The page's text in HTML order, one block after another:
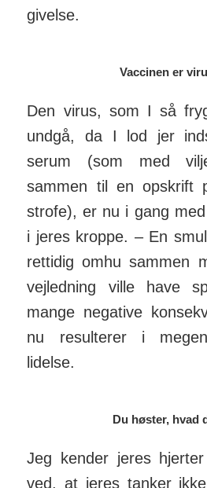
givelse.
Vaccinen er
Den virus, som I så
und­gå, da I lod jer
serum (som med
sammen til en
strofe), er nu i gang
i jeres kroppe. – En
ret­tidig omhu sammen
vejledning ville have
mange nega­tive
nu resul­terer i
lidelse.
Du høster, hvad
Jeg kender jeres
ved, at jeres tanker